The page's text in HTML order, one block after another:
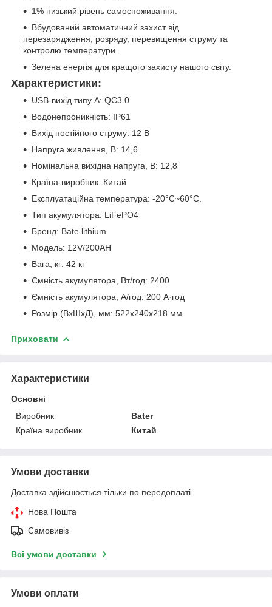
1% низький рівень самоспоживання.
Вбудований автоматичний захист від
перезарядження, розряду, перевищення струму та
контролю температури.
Зелена енергія для кращого захисту нашого світу.
Характеристики:
USB-вихід типу А: QC3.0
Водонепроникність: IP61
Вихід постійного струму: 12 В
Напруга живлення, В: 14,6
Номінальна вихідна напруга, В: 12,8
Країна-виробник: Китай
Експлуатаційна температура: -20°C~60°C.
Тип акумулятора: LiFePO4
Бренд: Bate lithium
Модель: 12V/200AH
Вага, кг: 42 кг
Ємність акумулятора, Вт/год: 2400
Ємність акумулятора, А/год: 200 А·год
Розмір (ВхШхД), мм: 522х240х218 мм
Приховати
Характеристики
Основні
Виробник
Bater
Країна виробник
Китай
Умови доставки
Доставка здійснюється тільки по передоплаті.
Нова Пошта
Самовивіз
Всі умови доставки
Умови оплати